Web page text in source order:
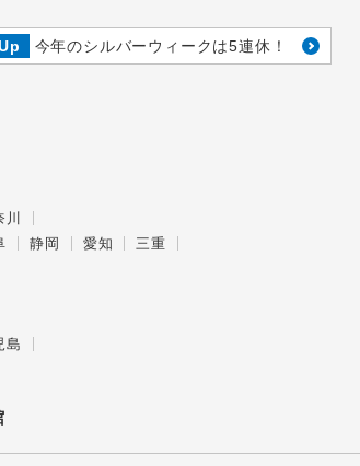
今年のシルバーウィークは5連休！
川
静岡 愛知
三重
島